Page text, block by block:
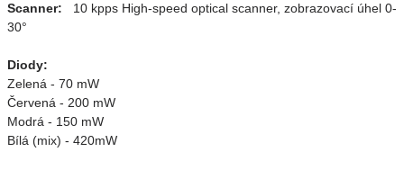
Scanner: 10 kpps High-speed optical scanner, zobrazovací úhel 0-
30°
Diody:
Zelená - 70 mW
Červená - 200 mW
Modrá - 150 mW
Bílá (mix) - 420mW